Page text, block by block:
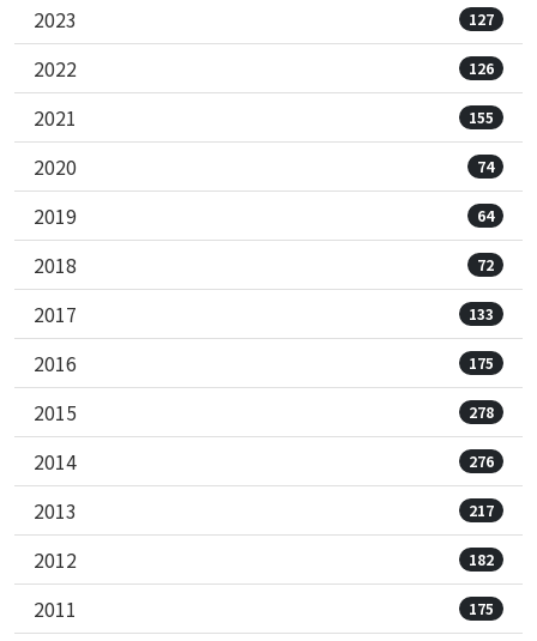
2023 127
2022 126
2021 155
2020 74
2019 64
2018 72
2017 133
2016 175
2015 278
2014 276
2013 217
2012 182
2011 175